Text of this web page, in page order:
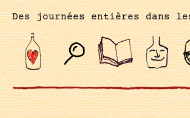
Des journées entières dans